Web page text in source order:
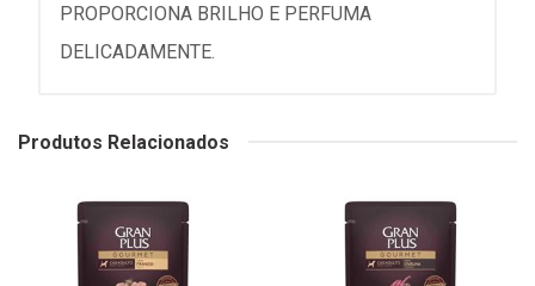
PROPORCIONA BRILHO E PERFUMA
DELICADAMENTE.
Produtos Relacionados